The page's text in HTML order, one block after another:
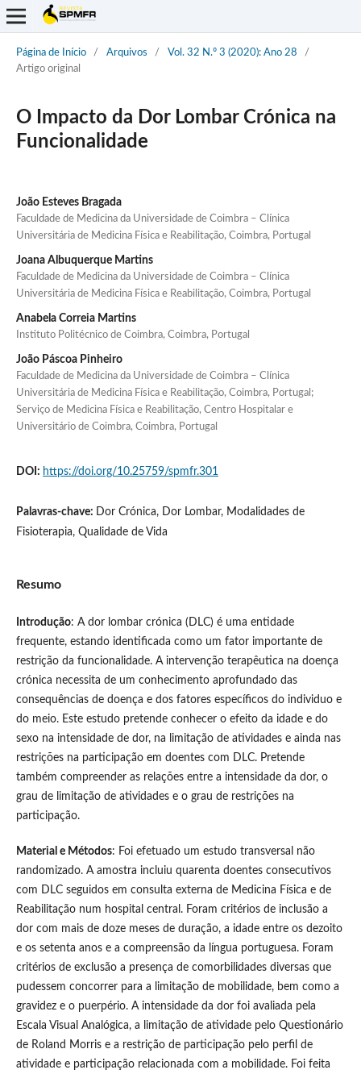
Página de Início / Arquivos / Vol. 32 N.º 3 (2020): Ano 28
/
Artigo original
O Impacto da Dor Lombar Crónica na
Funcionalidade
João Esteves Bragada
Faculdade de Medicina da Universidade de Coimbra – Clínica
Universitária de Medicina Física e Reabilitação, Coimbra, Portugal
Joana Albuquerque Martins
Faculdade de Medicina da Universidade de Coimbra – Clínica
Universitária de Medicina Física e Reabilitação, Coimbra, Portugal
Anabela Correia Martins
Instituto Politécnico de Coimbra, Coimbra, Portugal
João Páscoa Pinheiro
Faculdade de Medicina da Universidade de Coimbra – Clínica
Universitária de Medicina Física e Reabilitação, Coimbra, Portugal;
Serviço de Medicina Física e Reabilitação, Centro Hospitalar e
Universitário de Coimbra, Coimbra, Portugal
DOI: https://doi.org/10.25759/spmfr.301
Palavras-chave: Dor Crónica, Dor Lombar, Modalidades de
Fisioterapia, Qualidade de Vida
Resumo
Introdução: A dor lombar crónica (DLC) é uma entidade
frequente, estando identificada como um fator importante de
restrição da funcionalidade. A intervenção terapêutica na doença
crónica necessita de um conhecimento aprofundado das
consequências de doença e dos fatores específicos do individuo e
do meio. Este estudo pretende conhecer o efeito da idade e do
sexo na intensidade de dor, na limitação de atividades e ainda nas
restrições na participação em doentes com DLC. Pretende
também compreender as relações entre a intensidade da dor, o
grau de limitação de atividades e o grau de restrições na
participação.
Material e Métodos: Foi efetuado um estudo transversal não
randomizado. A amostra incluiu quarenta doentes consecutivos
com DLC seguidos em consulta externa de Medicina Física e de
Reabilitação num hospital central. Foram critérios de inclusão a
dor com mais de doze meses de duração, a idade entre os dezoito
e os setenta anos e a compreensão da língua portuguesa. Foram
critérios de exclusão a presença de comorbilidades diversas que
pudessem concorrer para a limitação de mobilidade, bem como a
gravidez e o puerpério. A intensidade da dor foi avaliada pela
Escala Visual Analógica, a limitação de atividade pelo Questionário
de Roland Morris e a restrição de participação pelo perfil de
atividade e participação relacionada com a mobilidade. Foi feita